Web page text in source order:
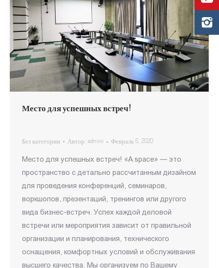
Место для успешных встреч!
Без категории Автор: admini Февраль 6, 2020
Место для успешных встреч! «A space» — это
пространство с детально рассчитанным дизайном
для проведения конференций, семинаров,
воркшопов, презентаций, тренингов или другого
вида бизнес-встреч. Успех каждой деловой
встречи или мероприятия зависит от правильной
организации и планирования, технического
оснащения, комфортных условий и обслуживания
высшего качества. Мы организуем по Вашему